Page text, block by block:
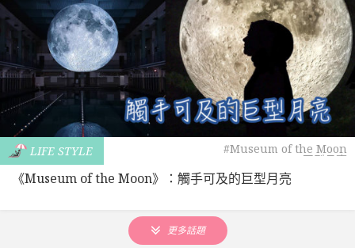
LIFE STYLE #Museum of the Moon
#巨型月亮
《Museum of the Moon》：觸手可及的巨型月亮
更多話題